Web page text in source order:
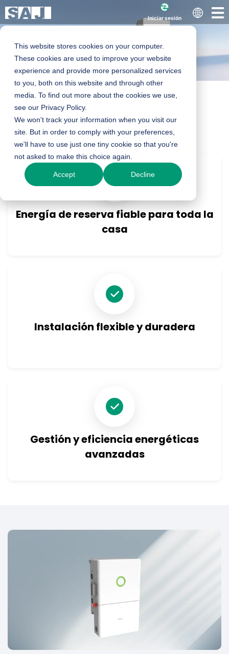
This website stores cookies on your computer.
These cookies are used to improve your website
experience and provide more personalized services
to you, both on this website and through other
media. To find out more about the cookies we use,
see our Privacy Policy.
We won't track your information when you visit our
site. But in order to comply with your preferences,
we'll have to use just one tiny cookie so that you're
not asked to make this choice again.
Accept Decline
Iniciar sesión
Serie H2 Smart LV
Split Phase
Inversor híbrido
5-11,4 kW
Inicio Productos
Inversor híbrido
Serie H2 BT bifásica
Energía de reserva fiable para toda la
casa
Instalación flexible y duradera
Gestión y eficiencia energéticas
avanzadas